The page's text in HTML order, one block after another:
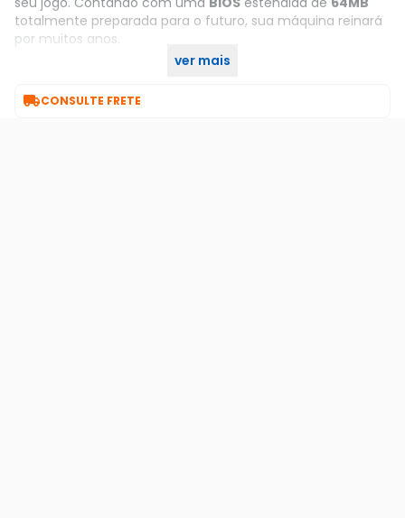
totalmente preparada para o futuro, sua máquina reinará
por muitos anos.
ver mais
CONSULTE FRETE